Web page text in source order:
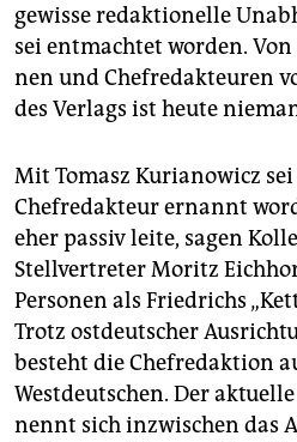
gewisse redaktionelle
sei entmachtet worden.
nen und Chefredakteuren
des Verlags ist heute
Mit Tomasz Kurianowicz
Chefredakteur ernannt
eher passiv leite, sagen
Stellvertreter Moritz
Personen als Friedrichs
Trotz ostdeutscher
besteht die Chefredaktion
Westdeutschen. Der
nennt sich inzwischen das